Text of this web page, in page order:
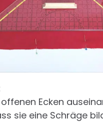
Ecken
sie eine Schräge